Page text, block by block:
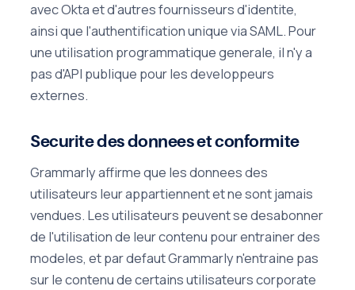
avec Okta et d'autres fournisseurs d'identite,
ainsi que l'authentification unique via SAML. Pour
une utilisation programmatique generale, il n'y a
pas d'API publique pour les developpeurs
externes.
Securite des donnees et conformite
Grammarly affirme que les donnees des
utilisateurs leur appartiennent et ne sont jamais
vendues. Les utilisateurs peuvent se desabonner
de l'utilisation de leur contenu pour entrainer des
modeles, et par defaut Grammarly n'entraine pas
sur le contenu de certains utilisateurs corporate